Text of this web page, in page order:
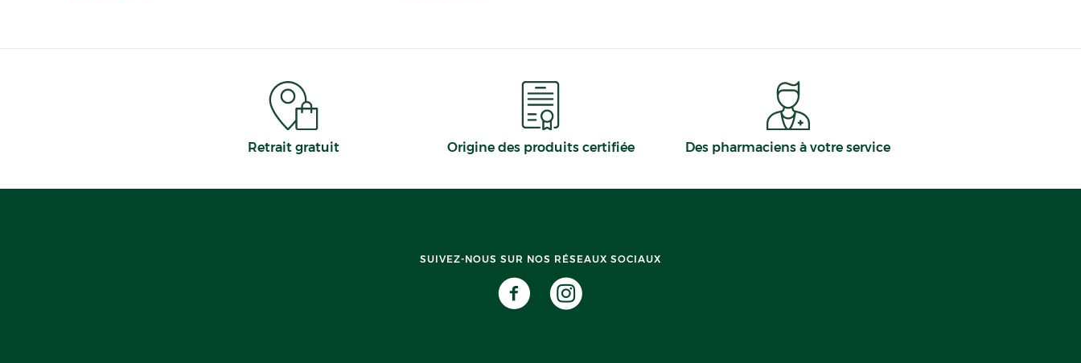
Retrait gratuit Origine des produits certifiée Des pharmaciens à votre service
SUIVEZ-NOUS SUR NOS RÉSEAUX SOCIAUX